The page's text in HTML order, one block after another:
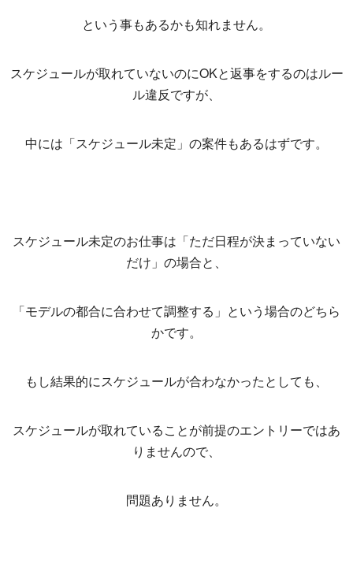
という事もあるかも知れません。
スケジュールが取れていないのにOKと返事をするのはルー
ル違反ですが、
中には「スケジュール未定」の案件もあるはずです。
スケジュール未定のお仕事は「ただ日程が決まっていない
だけ」の場合と、
「モデルの都合に合わせて調整する」という場合のどちら
かです。
もし結果的にスケジュールが合わなかったとしても、
スケジュールが取れていることが前提のエントリーではあ
りませんので、
問題ありません。